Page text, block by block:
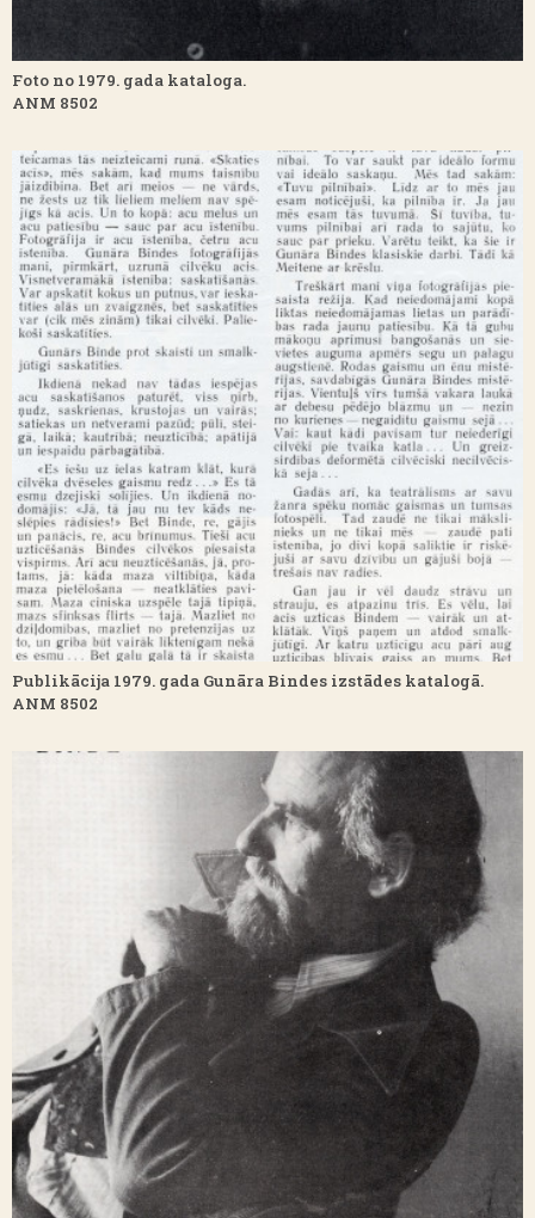
Foto no 1979. gada kataloga.
ANM 8502
Publikācija 1979. gada Gunāra Bindes izstādes katalogā.
ANM 8502